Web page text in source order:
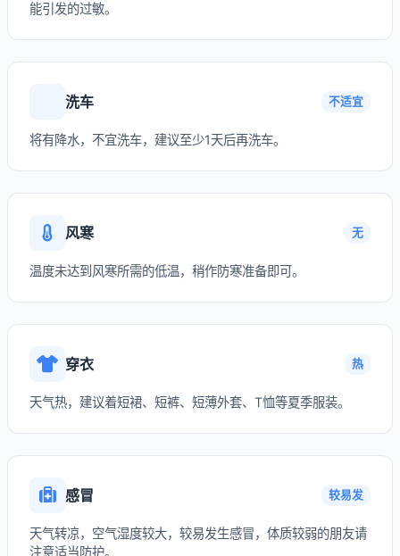
能引发的过敏。
洗车 不适宜
将有降水，不宜洗车，建议至少1天后再洗车。
风寒 无
温度未达到风寒所需的低温，稍作防寒准备即可。
穿衣 热
天气热，建议着短裙、短裤、短薄外套、T恤等夏季服装。
感冒 较易发
天气转凉，空气湿度较大，较易发生感冒，体质较弱的朋友请
注意适当防护。